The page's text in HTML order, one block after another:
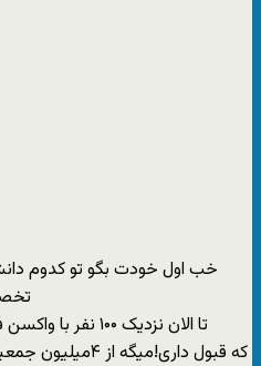
خب اول خودت بگو تو کدوم
تا الان نزدیک ۱۰۰